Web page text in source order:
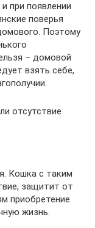
при появлении
поверья
Поэтому
– домовой
взять себе,
отсутствие
Кошка с таким
защитит от
приобретение
жизнь.